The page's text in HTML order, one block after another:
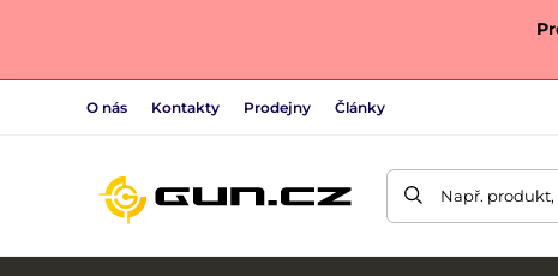
O nás Kontakty Prodejny Články
Např.